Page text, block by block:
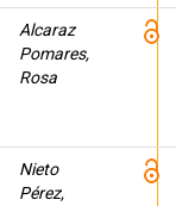
Alcaraz
Pomares,
Rosa
Nieto
Pérez,